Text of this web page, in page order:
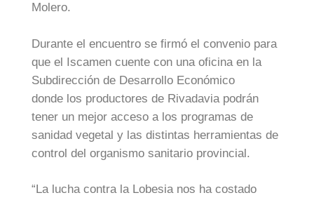
Molero.
Durante el encuentro se firmó el convenio para
que el Iscamen cuente con una oficina en la
Subdirección de Desarrollo Económico
donde los productores de Rivadavia podrán
tener un mejor acceso a los programas de
sanidad vegetal y las distintas herramientas de
control del organismo sanitario provincial.
“La lucha contra la Lobesia nos ha costado